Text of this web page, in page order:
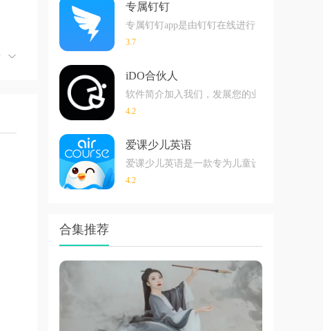
专属钉钉
专属钉钉app是由钉钉在线进行推出的专属服
3.7
iDO合伙人
软件简介加入我们，发展您的业务软件介绍
4.2
爱课少儿英语
爱课少儿英语是一款专为儿童设计的英语学
4.2
合集推荐